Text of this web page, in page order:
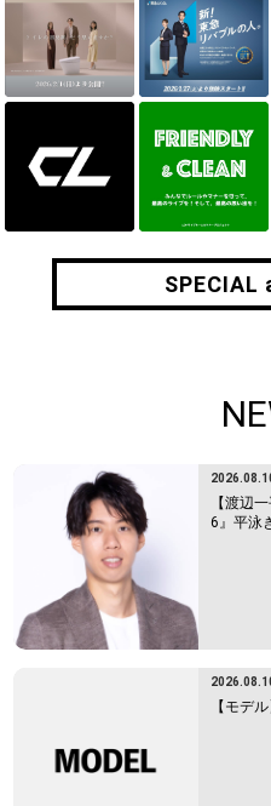
SPECIAL
SPECIAL
【渡辺
6』平泳
【モデ